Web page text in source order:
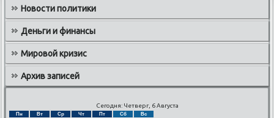
Новости политики
Деньги и финансы
Мировой кризис
Архив записей
Сегодня: Четверг, 6 Августа
Пн Вт Ср Чт Пт Сб Вс